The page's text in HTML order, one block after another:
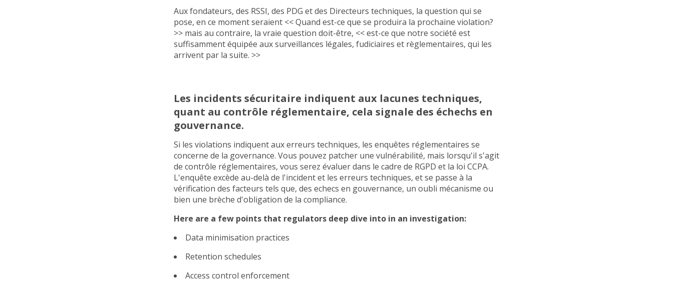
Aux fondateurs, des RSSI, des PDG et des Directeurs techniques, la question qui se
pose, en ce moment seraient << Quand est-ce que se produira la prochaine violation?
>> mais au contraire, la vraie question doit-être, << est-ce que notre société est
suffisamment équipée aux surveillances légales, fudiciaires et règlementaires, qui les
arrivent par la suite. >>
Les incidents sécuritaire indiquent aux lacunes techniques,
quant au contrôle réglementaire, cela signale des échechs en
gouvernance.
Si les violations indiquent aux erreurs techniques, les enquêtes réglementaires se
concerne de la governance. Vous pouvez patcher une vulnérabilité, mais lorsqu'il s'agit
de contrôle réglementaires, vous serez évaluer dans le cadre de RGPD et la loi CCPA.
L'enquête excède au-delà de l'incident et les erreurs techniques, et se passe à la
vérification des facteurs tels que, des echecs en gouvernance, un oubli mécanisme ou
bien une brèche d'obligation de la compliance.
Here are a few points that regulators deep dive into in an investigation:
Data minimisation practices
Retention schedules
Access control enforcement